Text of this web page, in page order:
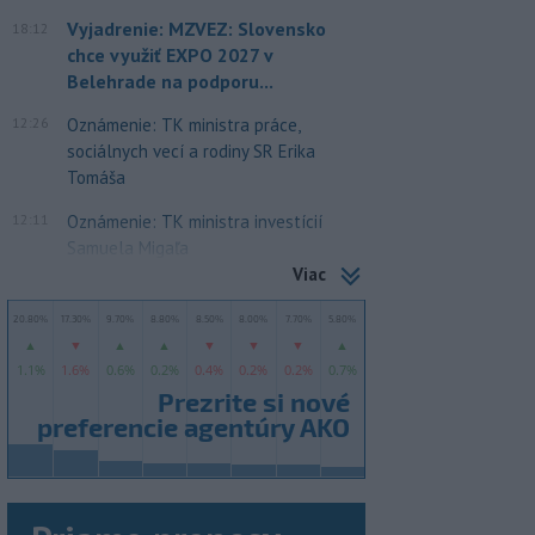
18:12
Vyjadrenie: MZVEZ: Slovensko
chce využiť EXPO 2027 v
Belehrade na podporu...
12:26
Oznámenie: TK ministra práce,
sociálnych vecí a rodiny SR Erika
Tomáša
Oznámenie: TK ministra investícií
Samuela Migaľa
Viac